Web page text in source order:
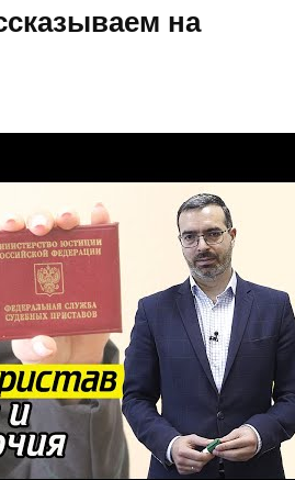
на